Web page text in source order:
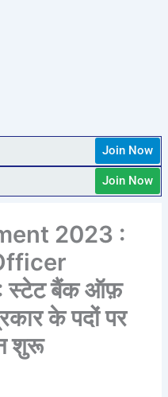
Join Now
Join Now
2023 :
स्टेट बैंक ऑफ़
के पदों पर
शुरू